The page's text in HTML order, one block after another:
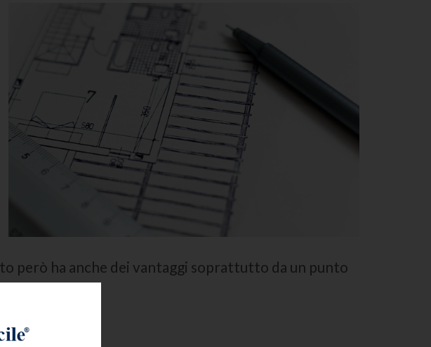
però ha anche dei vantaggi soprattutto da un punto